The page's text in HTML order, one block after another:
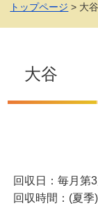
トップページ > 大谷
大谷
回収日：毎月第
回収時間：(夏